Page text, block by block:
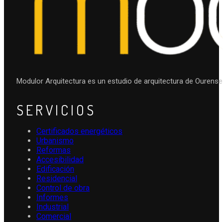
Modulor Arquitectura es un estudio de arquitectura de
SERVICIOS
Certificados energéticos
Urbanismo
Reformas
Accesibilidad
Edificación
Residencial
Control de obra
Informes
Industrial
Comercial